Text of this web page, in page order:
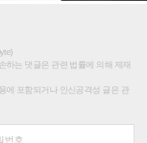
하는 댓글은 관련 법률에 의해 제재
에 포함되거나 인신공격성 글은 관